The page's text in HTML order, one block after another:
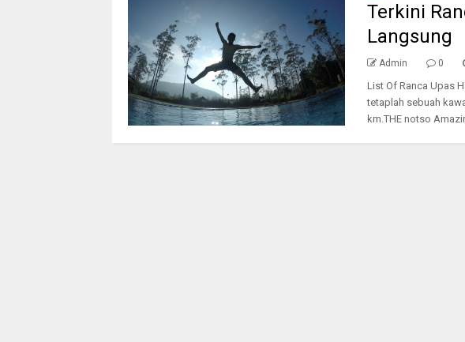
Terkini
Langsung
Admin 0
List Of Ranca Upas
tetaplah sebuah
km.THE notso